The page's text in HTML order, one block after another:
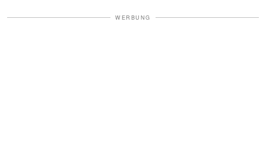
WERBUNG